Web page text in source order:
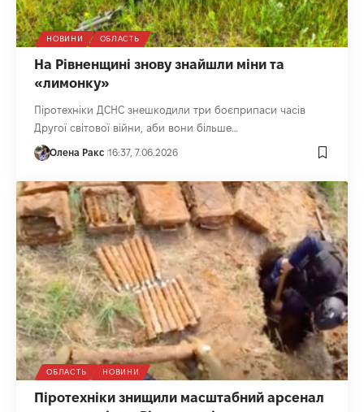
НОВИНИ ОБЛАСТЬ
На Рівненщині знову знайшли міни та
«лимонку»
Піротехніки ДСНС знешкодили три боєприпаси часів
Другої світової війни, аби вони більше…
Олена Ракс 16:37, 7.06.2026
ОБЛАСТЬ НОВИНИ
Піротехніки знищили масштабний арсенал